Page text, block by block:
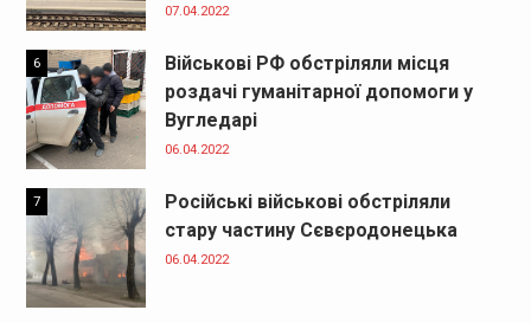
07.04.2022
6
Військові РФ обстріляли місця
роздачі гуманітарної допомоги у
Вугледарі
06.04.2022
7
Російські військові обстріляли
стару частину Сєвєродонецька
06.04.2022